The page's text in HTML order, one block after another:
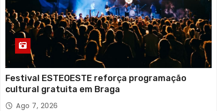
Festival ESTEOESTE reforça programação
cultural gratuita em Braga
Ago 7, 2026